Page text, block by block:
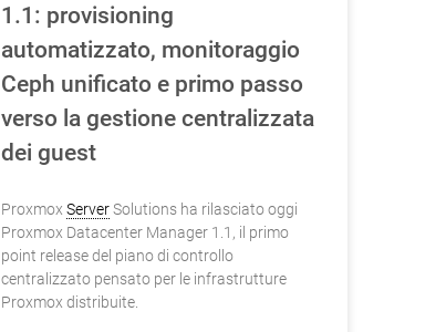
1.1: provisioning
automatizzato, monitoraggio
Ceph unificato e primo passo
verso la gestione centralizzata
dei guest
Proxmox ServerSolutions ha rilasciato oggi
Proxmox Datacenter Manager 1.1, il primo
point release del piano di controllo
centralizzato pensato per le infrastrutture
Proxmox distribuite.